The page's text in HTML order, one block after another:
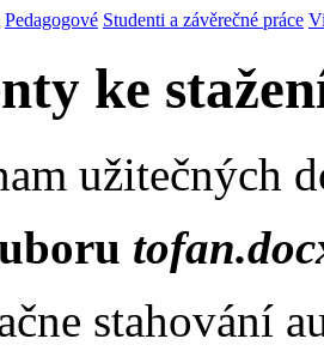
Pedagogové Studenti a závěrečné práce
ke
užitečných
stahování